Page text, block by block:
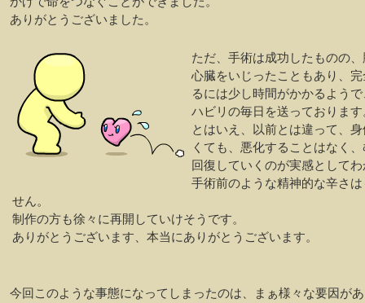
ありがとうございました。
ただ、手術は成功したものの
心臓をいじったこともあり、
るには少し時間がかかるよう
ハビリの毎日を送っております
とはいえ、以前とは違って、
くても、悪化することはなく
回復していくのが実感として
手術前のような精神的な辛さ
せん。
制作の方も徐々に再開していけそうです。
ありがとうございます、本当にありがとうございます。
今回このような事態になってしまったのは、まぁ様々な要因が